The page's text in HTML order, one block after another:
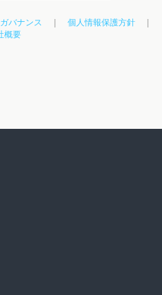
バナンス 個人情報保護方針
概要